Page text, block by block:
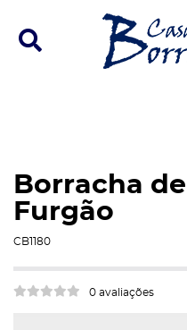
Ícone de
Borracha
Furgão
CB1180
0 avaliações